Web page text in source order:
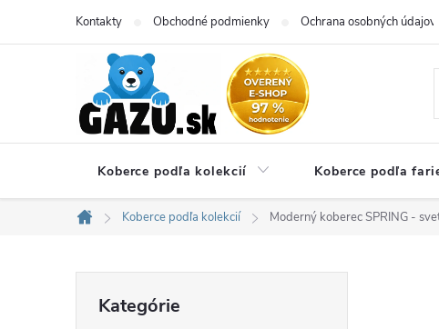
Kontakty Obchodné podmienky Ochrana osobných údajov
Koberce podľa kolekcií Koberce podľa
Domov
Koberce podľa kolekcií Moderný koberec SPRING -
kategórie
Kategórie